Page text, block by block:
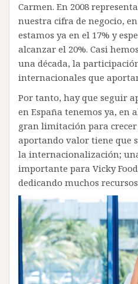
Carmen. En 2008
nuestra cifra de negocio,
estamos ya en el 17% y
alcanzar el 20%. Casi
una década, la
internacionales que
Por tanto, hay que seguir
en España tenemos ya, en
gran limitación para
aportando valor tiene que
la internacionalización;
importante para Vicky
dedicando muchos